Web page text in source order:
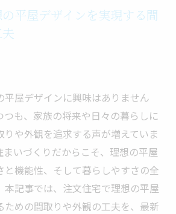
平屋デザインを実現する間
平屋デザインに興味はありません
つも、家族の将来や日々の暮らしに
りや外観を追求する声が増えていま
まいづくりだからこそ、理想の平屋
と機能性、そして暮らしやすさの全
本記事では、注文住宅で理想の平屋
ための間取りや外観の工夫を、最新